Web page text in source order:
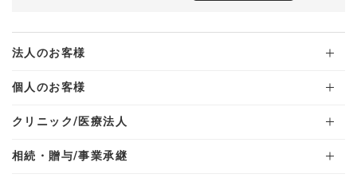
法人のお客様
個人のお客様
クリニック/医療法人
相続・贈与/事業承継